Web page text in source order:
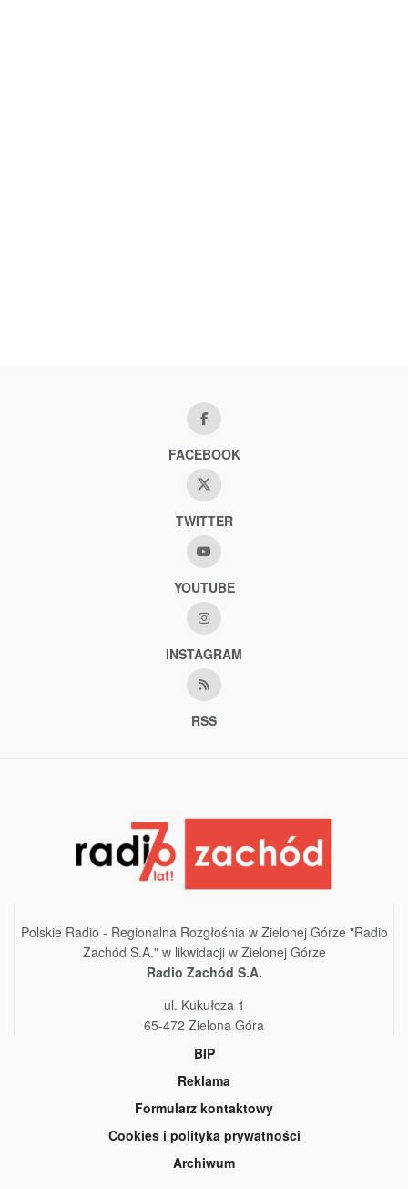
FACEBOOK
TWITTER
YOUTUBE
INSTAGRAM
RSS
Polskie Radio - Regionalna Rozgłośnia w Zielonej Górze "Radio
Zachód S.A." w likwidacji w Zielonej Górze
Radio Zachód S.A.
ul. Kukułcza 1
65-472 Zielona Góra
BIP
Reklama
Formularz kontaktowy
Cookies i polityka prywatności
Archiwum